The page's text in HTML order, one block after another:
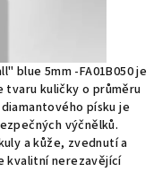
blue 5mm -FA01B050 je
kuličky o průměru
písku je
výčnělků.
a kůže, zvednutí a
kvalitní nerezavějící